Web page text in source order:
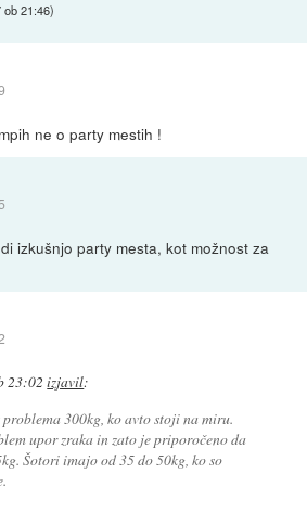
ob 21:46)
ne o party mestih !
izkušnjo party mesta, kot možnost za
23:02 izjavil:
300kg, ko avto stoji na miru.
upor zraka in zato je priporočeno da
Šotori imajo od 35 do 50kg, ko so